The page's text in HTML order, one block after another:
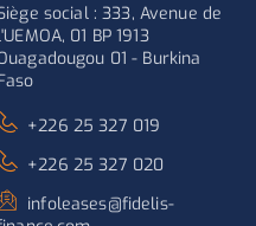
social : 333, Avenue de
01 BP 1913
01 - Burkina
+226 25 327 019
+226 25 327 020
infoleases@fidelis-